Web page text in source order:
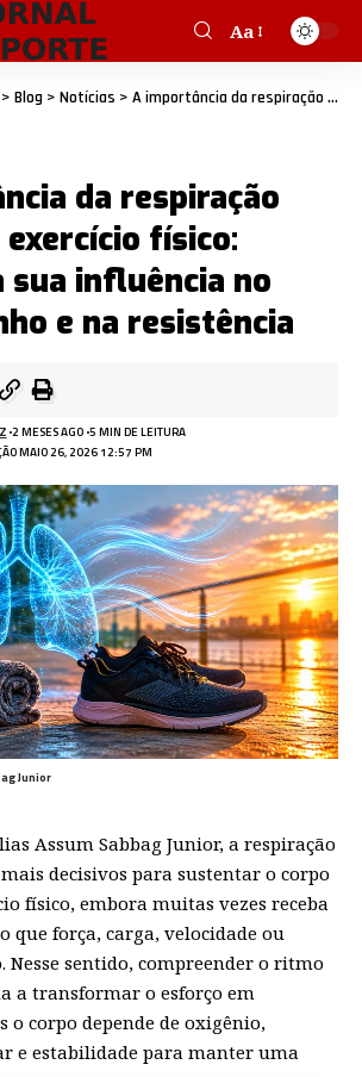
Aa
> Blog > Notícias > A importância da respiração durante o exercício físico: Entenda a sua influência no desempenho e na resistência
da respiração
físico:
sua influência no
e na resistência
MAIO 26, 2026 12:57 PM
2 MESES AGO 5 MIN DE LEITURA
Junior
Assum Sabbag Junior, a respiração
decisivos para sustentar o corpo
físico, embora muitas vezes receba
que força, carga, velocidade ou
Nesse sentido, compreender o ritmo
a transformar o esforço em
o corpo depende de oxigênio,
e estabilidade para manter uma